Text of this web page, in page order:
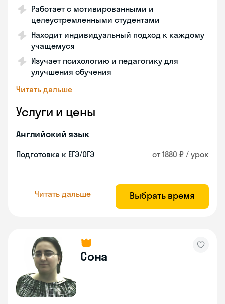
Работает с мотивированными и
целеустремленными студентами
Находит индивидуальный подход к каждому
учащемуся
Изучает психологию и педагогику для
улучшения обучения
Читать дальше
Услуги и цены
Английский язык
Подготовка к ЕГЭ/ОГЭ от 1880 ₽ / урок
Читать дальше Выбрать время
Сона